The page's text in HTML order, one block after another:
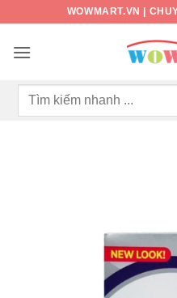
nội
WOWMART.VN |
Tìm